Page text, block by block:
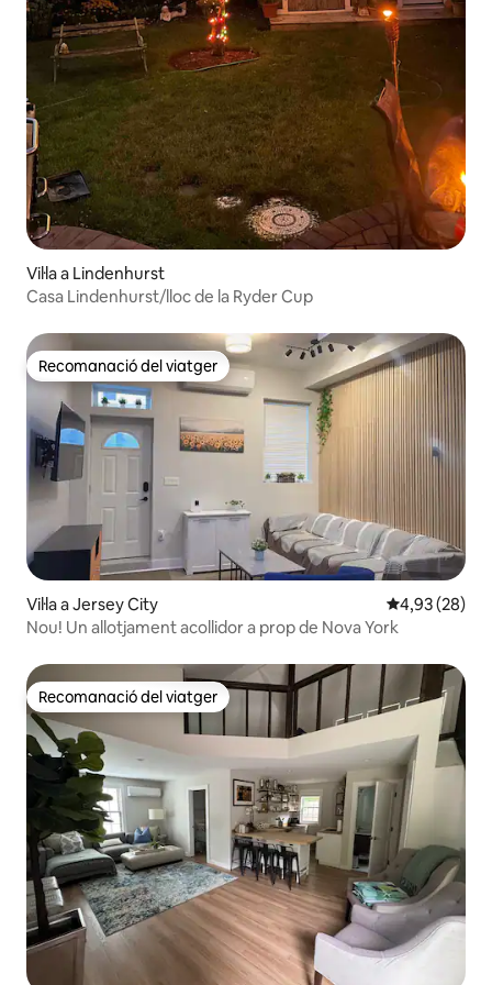
Vil·la a Lindenhurst
Casa Lindenhurst/lloc de la Ryder Cup
Recomanació del viatger
Recomanació del viatger
Vil·la a Jersey City 4,93 de
4,93 (28)
Nou! Un allotjament acollidor a prop de Nova York
Recomanació del viatger
Recomanació del viatger